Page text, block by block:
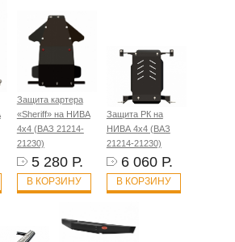
Защита картера
«Sheriff» на НИВА
4x4 (ВАЗ 21214-
21230)
5 280 Р.
В КОРЗИНУ
Защита РК на
НИВА 4x4 (ВАЗ
21214-21230)
6 060 Р.
В КОРЗИНУ